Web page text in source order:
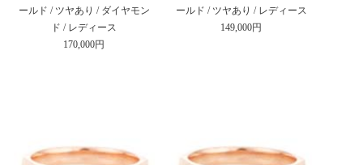
ールド / ツヤあり / ダイヤモン
ド / レディース
170,000円
ールド / ツヤあり / レディース
149,000円